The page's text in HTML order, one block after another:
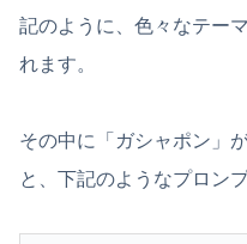
記のように、色々なテー
れます。
その中に「ガシャポン」
と、下記のようなプロン